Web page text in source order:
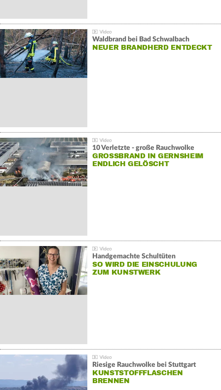
Waldbrand bei Bad Schwalbach
NEUER BRANDHERD ENTDECKT
10 Verletzte - große Rauchwolke
GROSSBRAND IN GERNSHEIM E
NDLICH GELÖSCHT
Handgemachte Schultüten
SO WIRD DIE EINSCHULUNG
ZUM KUNSTWERK
Riesige Rauchwolke bei Stuttgart
KUNSTSTOFFFLASCHEN
BRENNEN